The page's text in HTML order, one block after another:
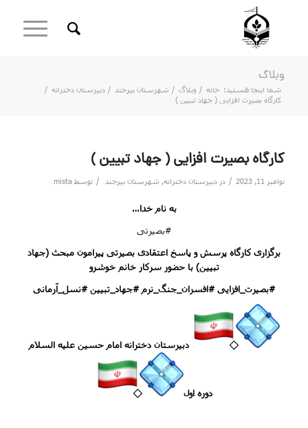
وبلاگ
شما اینجا هستید: خانه / وبلاگ / شهرستان بیرجند / دبیرستان دخترانه /
کارگاه بصیرت افزایی ( جهاد تبیین )
کارگاه بصیرت افزایی ( جهاد تبیین )
نوامبر 11, 2023 / در دبیرستان دخترانه, شهرستان بیرجند / توسط mista
به نام خدا…
#بصیرتی
برگزاری کارگاه پرسش و پاسخ اعتقادی بصیرتی پیرامون مبحث (جهاد
تبیین) با حضور سرکار خانم خوشرو
#بصیرت_افزایی #افسران_جنگ_نرم #جهاد_تبیین #نسل_آرمانی
دبیرستان دخترانه امام حسین علیه السلام
دوره اول